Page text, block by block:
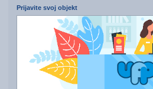
Prijavite svoj objekt